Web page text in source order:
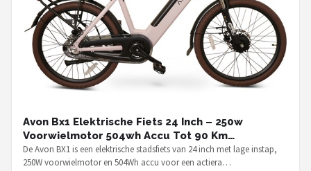
Avon Bx1 Elektrische Fiets 24 Inch – 250w
Voorwielmotor 504wh Accu Tot 90 Km
Actieradius Hydraulische Schijfremmen Nexus 3-
speed Naafversnelling Kleurendisplay Lage
De Avon BX1 is een elektrische stadsfiets van 24 inch met lage instap,
250W voorwielmotor en 504Wh accu voor een actiera…